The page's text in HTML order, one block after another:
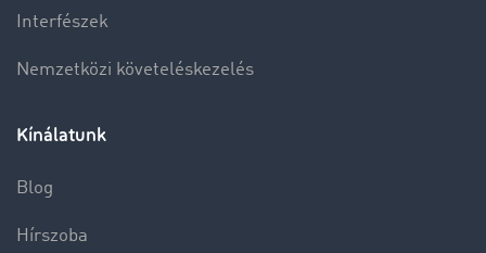
Interfészek
Nemzetközi követeléskezelés
Kínálatunk
Blog
Hírszoba